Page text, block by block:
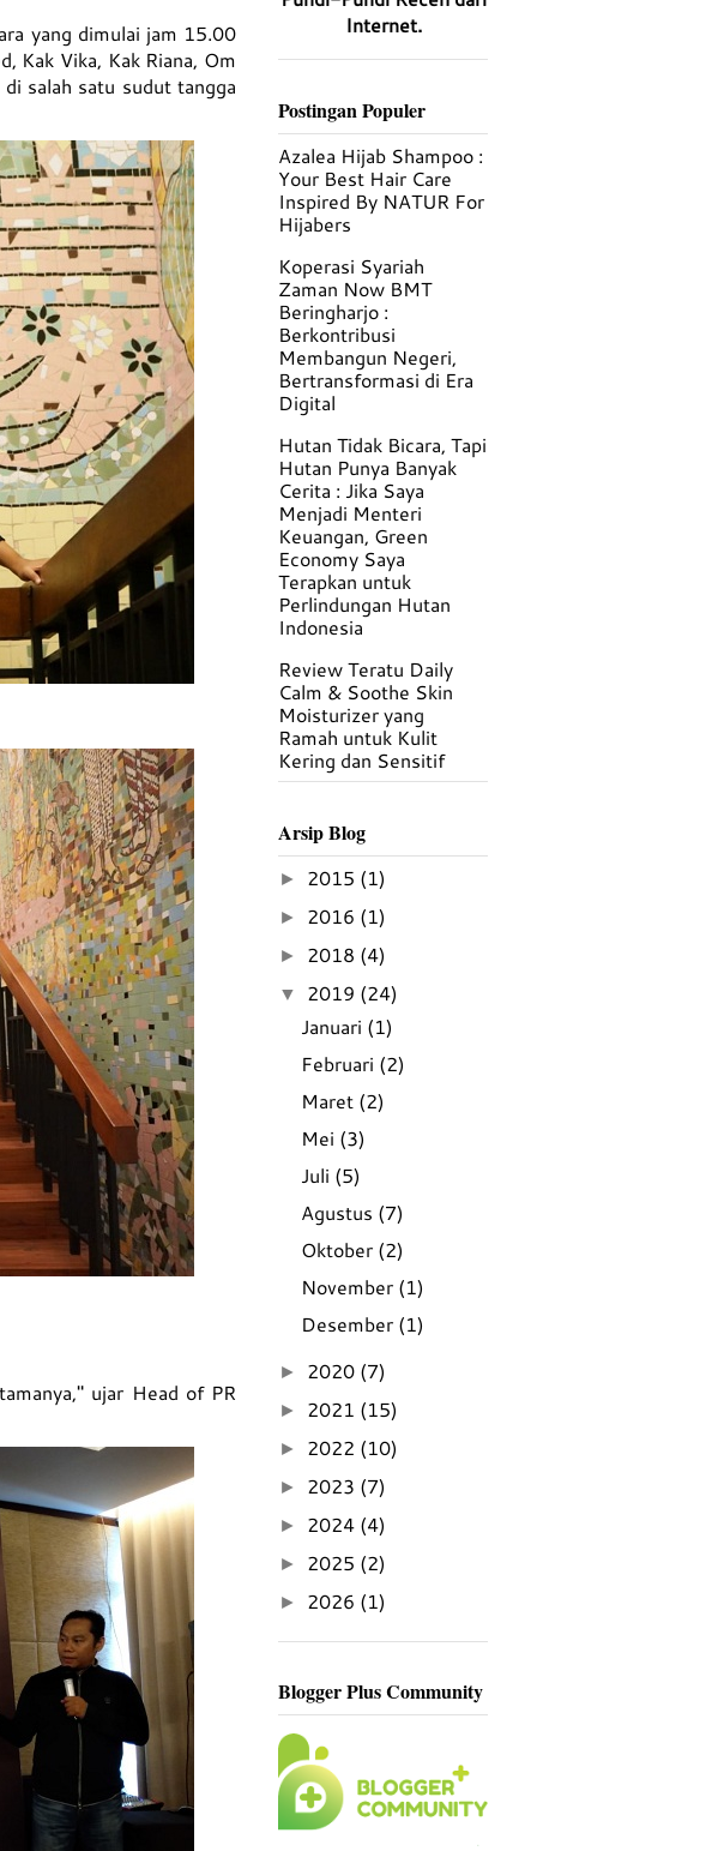
yang dimulai jam 15.00
Kak Vika, Kak Riana, Om
salah satu sudut tangga
ujar Head of PR
Internet.
Postingan Populer
Azalea Hijab Shampoo :
Your Best Hair Care
Inspired By NATUR For
Hijabers
Koperasi Syariah
Zaman Now BMT
Beringharjo :
Berkontribusi
Membangun Negeri,
Bertransformasi di Era
Digital
Hutan Tidak Bicara, Tapi
Hutan Punya Banyak
Cerita : Jika Saya
Menjadi Menteri
Keuangan, Green
Economy Saya
Terapkan untuk
Perlindungan Hutan
Indonesia
Review Teratu Daily
Calm & Soothe Skin
Moisturizer yang
Ramah untuk Kulit
Kering dan Sensitif
Arsip Blog
► 2015 (1)
► 2016 (1)
► 2018 (4)
▼ 2019 (24)
Januari (1)
Februari (2)
Maret (2)
Mei (3)
Juli (5)
Agustus (7)
Oktober (2)
November (1)
Desember (1)
► 2020 (7)
► 2021 (15)
► 2022 (10)
► 2023 (7)
► 2024 (4)
► 2025 (2)
► 2026 (1)
Blogger Plus Community